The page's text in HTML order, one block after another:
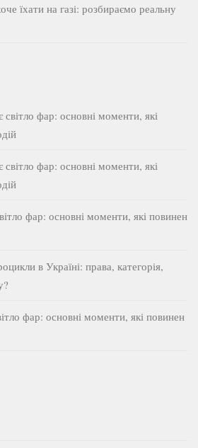
їхати на газі: розбираємо реальну
світло фар: основні моменти, які
світло фар: основні моменти, які
фар: основні моменти, які повинен
в Україні: права, категорія,
фар: основні моменти, які повинен